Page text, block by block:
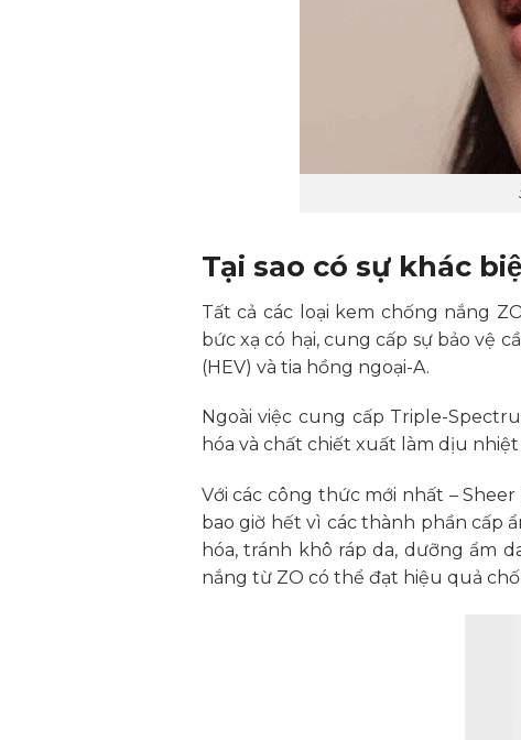
Tại sao có sự khác
Tất cả các loại kem chống nắng
bức xạ có hại, cung cấp sự bảo vệ
(HEV) và tia hồng ngoại-A.
Ngoài việc cung cấp Triple-
hóa và chất chiết xuất làm dịu
Với các công thức mới nhất –
bao giờ hết vì các thành phần cấp
hóa, tránh khô ráp da, dưỡng ẩm
nắng từ ZO có thể đạt hiệu quả